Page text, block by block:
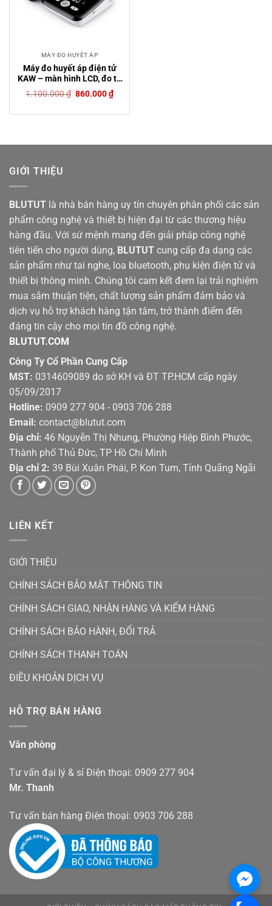
MÁY ĐO HUYẾT ÁP
Máy đo huyết áp điện tử
KAW – màn hình LCD, đo tự
động, vòng bít cánh tay
1.100.000₫ Giá
1.100.000 ₫.
860.000₫Giá
hiện
là:
GIỚI THIỆU
BLUTUT là nhà bán hàng uy tín chuyên phân phối các sản
phẩm công nghệ và thiết bị hiện đại từ các thương hiệu
hàng đầu. Với sứ mệnh mang đến giải pháp công nghệ
tiên tiến cho người dùng, BLUTUT cung cấp đa dạng các
sản phẩm như tai nghe, loa bluetooth, phụ kiện điện tử và
thiết bị thông minh. Chúng tôi cam kết đem lại trải nghiệm
mua sắm thuận tiện, chất lượng sản phẩm đảm bảo và
dịch vụ hỗ trợ khách hàng tận tâm, trở thành điểm đến
đáng tin cậy cho mọi tín đồ công nghệ.
BLUTUT.COM
Công Ty Cổ Phần Cung Cấp
MST: 0314609089 do sở KH và ĐT TP.HCM cấp ngày
05/09/2017
Hotline: 0909 277 904 - 0903 706 288
Email: contact@blutut.com
Địa chỉ: 46 Nguyễn Thị Nhung, Phường Hiệp Bình Phước,
Thành phố Thủ Đức, TP Hồ Chí Minh
Địa chỉ 2: 39 Bùi Xuân Phái, P. Kon Tum, Tỉnh Quãng Ngãi
LIÊN KẾT
GIỚI THIỆU
CHÍNH SÁCH BẢO MẬT THÔNG TIN
CHÍNH SÁCH GIAO, NHẬN HÀNG VÀ KIỂM HÀNG
CHÍNH SÁCH BẢO HÀNH, ĐỔI TRẢ
CHÍNH SÁCH THANH TOÁN
ĐIỀU KHOẢN DỊCH VỤ
HỖ TRỢ BÁN HÀNG
Văn phòng
Tư vấn đại lý & sỉ Điện thoại: 0909 277 904
Mr. Thanh
Tư vấn bán hàng Điện thoại: 0903 706 288